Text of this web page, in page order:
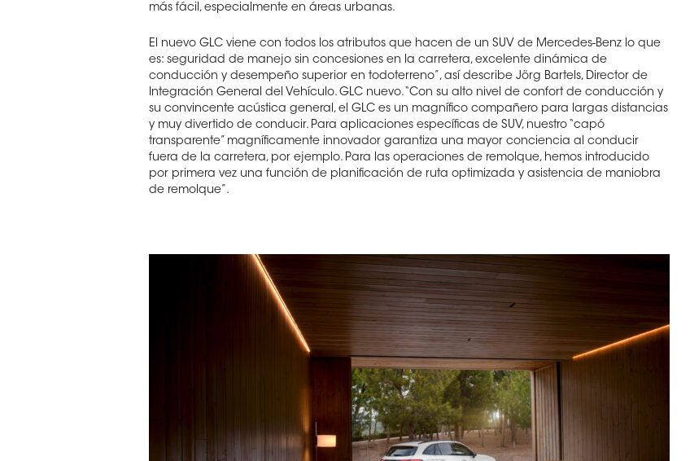
más fácil, especialmente en áreas urbanas.
El nuevo GLC viene con todos los atributos que hacen de un SUV de Mercedes-Benz lo que
es: seguridad de manejo sin concesiones en la carretera, excelente dinámica de
conducción y desempeño superior en todoterreno”, así describe Jörg Bartels, Director de
Integración General del Vehículo. GLC nuevo. “Con su alto nivel de confort de conducción y
su convincente acústica general, el GLC es un magnífico compañero para largas distancias
y muy divertido de conducir. Para aplicaciones específicas de SUV, nuestro “capó
transparente” magníficamente innovador garantiza una mayor conciencia al conducir
fuera de la carretera, por ejemplo. Para las operaciones de remolque, hemos introducido
por primera vez una función de planificación de ruta optimizada y asistencia de maniobra
de remolque”.